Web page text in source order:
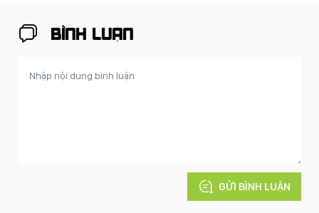
BÌNH LUẬN
GỬI BÌNH LUẬN